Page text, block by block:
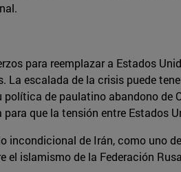
para reemplazar a Estados
La escalada de la crisis puede
política de paulatino abandono
para que la tensión entre Estados
incondicional de Irán, como uno
el islamismo de la Federación